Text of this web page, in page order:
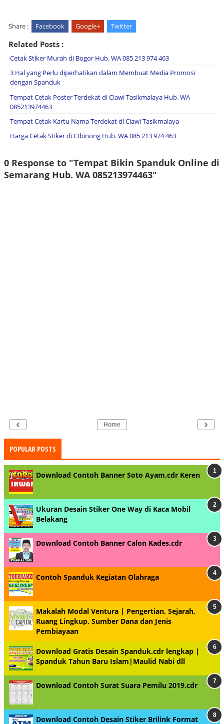
Share : Facebook Google+ Twitter
Related Posts :
Cetak Stiker Murah di Bogor Hub. WA 085 213 974 463
3 Hal yang Perlu diperhatikan dalam Membuat Media Promosi
dengan Spanduk
Tempat Cetak Poster Terdekat di Ciawi Tasikmalaya Hub. WA
085213974463
Tempat Cetak Kartu Nama Terdekat di Ciawi Tasikmalaya
Harga Cetak Stiker di CIbinong Hub. WA 085 213 974 463
0 Response to "Tempat Bikin Spanduk Online di
Semarang Hub. WA 085213974463"
‹ ›
Home
POPULAR POSTS
Download Contoh Banner Soto Ayam.cdr Keren
Ukuran Desain Stiker One Way di Kaca Mobil
Belakang
Download Contoh Banner Calon Kades.cdr
Contoh Spanduk Kegiatan Olahraga
Makalah Modal Ventura | Pengertian, Sejarah,
Ruang Lingkup, Sumber Dana dan Jenis
Pembiayaan
Download Gratis Desain Spanduk.cdr lengkap |
Spanduk Tahun Baru Islam|Maulid Nabi dll
Download Contoh Surat Suara Pemilu 2019.cdr
Download Contoh Desain Stiker Brilink Format